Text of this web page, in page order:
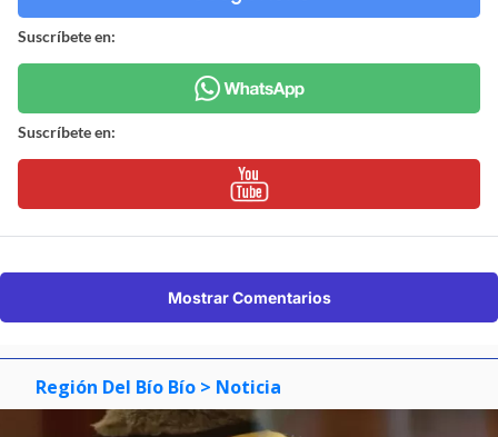
Suscríbete en:
Suscríbete en:
Mostrar Comentarios
Región Del Bío Bío > Noticia